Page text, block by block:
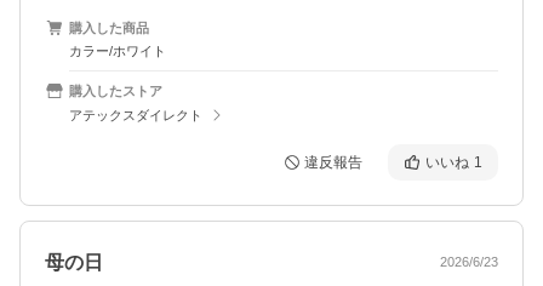
購入した商品
カラー/ホワイト
購入したストア
アテックスダイレクト
違反報告 いいね 1
母の日 2026/6/23